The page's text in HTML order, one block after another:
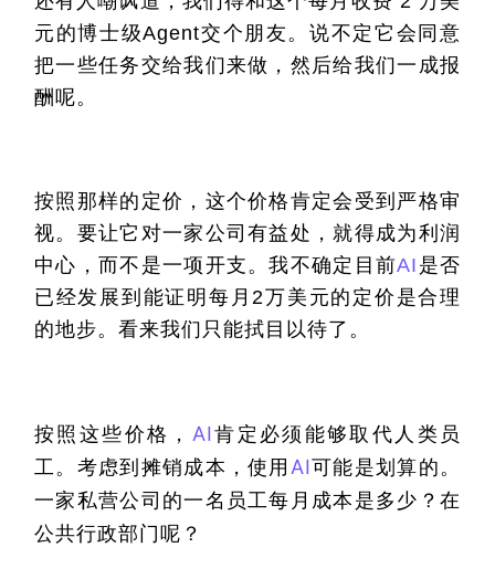
元的博士级Agent交个朋友。说不定它会同意
把一些任务交给我们来做，然后给我们一成报
酬呢。
按照那样的定价，这个价格肯定会受到严格审
视。要让它对一家公司有益处，就得成为利润
中心，而不是一项开支。我不确定目前AI 是否
已经发展到能证明每月2万美元的定价是合理
的地步。看来我们只能拭目以待了。
按照这些价格， AI肯定必须能够取代人类员
工。考虑到摊销成本，使用 AI可能是划算的。
一家私营公司的一名员工每月成本是多少？在
公共行政部门呢？